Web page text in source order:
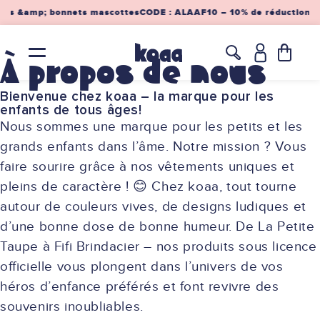
passer
&amp; bonnets mascottesCODE : ALAAF10 – 10% de réduction
Translation
missing:
←
Casquettes
Snapbacks
Casquettes de baseball
Casquettes de mascotte
Bobs
←
Bonnets
Bonnets de mascotte
Bonnets
Bonnets à pompon
Toutes les Bonnets
←
Chaussettes
Lots de chaussettes
Toutes les Chaussettes
←
Vêtements
T-shirt
Longsleeve
Pull
Sweats à capuche
←
Collections
La souris
La petite taupe
Notre marchand de sable
Shaun le mouton
À propos de nous
Bienvenue chez koaa – la marque pour les
enfants de tous âges!
Nous sommes une marque pour les petits et les
grands enfants dans l’âme. Notre mission ? Vous
faire sourire grâce à nos vêtements uniques et
pleins de caractère ! 😊 Chez koaa, tout tourne
autour de couleurs vives, de designs ludiques et
d’une bonne dose de bonne humeur. De La Petite
Taupe à Fifi Brindacier – nos produits sous licence
officielle vous plongent dans l’univers de vos
héros d’enfance préférés et font revivre des
souvenirs inoubliables.